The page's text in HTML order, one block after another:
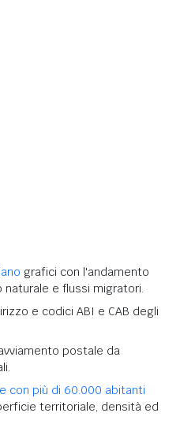
grafici con l'andamento
e flussi migratori.
e codici ABI e CAB degli
postale da
con più di 60.000 abitanti
territoriale, densità ed